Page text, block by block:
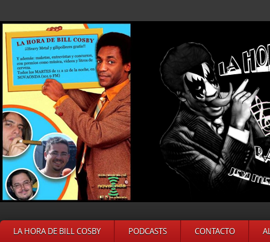
LA HORA DE BILL COSBY PODCASTS CONTACTO